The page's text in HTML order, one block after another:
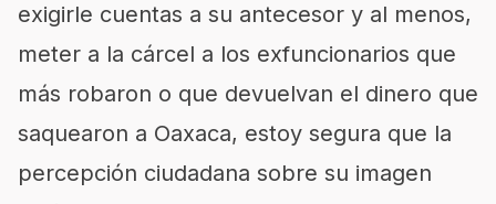
exigirle cuentas a su antecesor y al menos,
meter a la cárcel a los exfuncionarios que
más robaron o que devuelvan el dinero que
saquearon a Oaxaca, estoy segura que la
percepción ciudadana sobre su imagen